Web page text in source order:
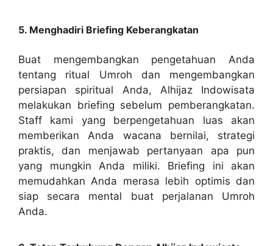
5. Menghadiri Briefing Keberangkatan
Buat mengembangkan pengetahuan Anda
tentang ritual Umroh dan mengembangkan
persiapan spiritual Anda, Alhijaz Indowisata
melakukan briefing sebelum pemberangkatan.
Staff kami yang berpengetahuan luas akan
memberikan Anda wacana bernilai, strategi
praktis, dan menjawab pertanyaan apa pun
yang mungkin Anda miliki. Briefing ini akan
memudahkan Anda merasa lebih optimis dan
siap secara mental buat perjalanan Umroh
Anda.